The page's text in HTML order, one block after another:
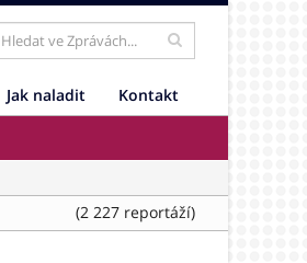
Jak naladit Kontakt
(2 227 reportáží)